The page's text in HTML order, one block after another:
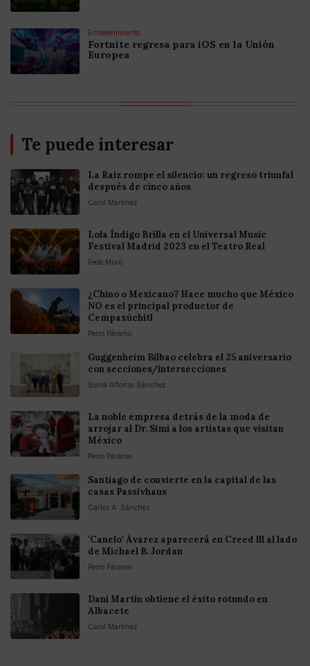
Entretenimiento
Fortnite regresa para iOS en la Unión
Europea
Te puede interesar
La Raíz rompe el silencio: un regreso triunfal
después de cinco años
Carol Martínez
Lola Índigo Brilla en el Universal Music
Festival Madrid 2023 en el Teatro Real
Fede Muro
¿Chino o Mexicano? Hace mucho que México
NO es el principal productor de
Cempaxúchitl
Perro Páramo
Guggenheim Bilbao celebra el 25 aniversario
con secciones/intersecciones
Sonia Alfonso Sánchez
La noble empresa detrás de la moda de
arrojar al Dr. Simi a los artistas que visitan
México
Perro Páramo
Santiago de convierte en la capital de las
casas Passivhaus
Carlos A. Sánchez
'Canelo' Ávarez aparecerá en Creed lll al lado
de Michael B. Jordan
Perro Páramo
Dani Martín obtiene el éxito rotundo en
Albacete
Carol Martínez